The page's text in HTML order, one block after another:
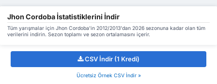
Jhon Cordoba İstatistiklerini İndir
Tüm yarışmalar için Jhon Cordoba'in 2012/2013'dan 2026 sezonuna kadar olan tüm
verilerini indirin. Sezon toplamı ve sezon ortalamasını içerir.
CSV İndir (1 Kredi)
Ücretsiz Örnek CSV İndir »